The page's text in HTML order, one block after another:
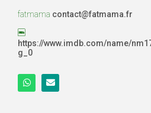
fatmama contact@fatmama.fr
https://www.imdb.com/name/
g_0